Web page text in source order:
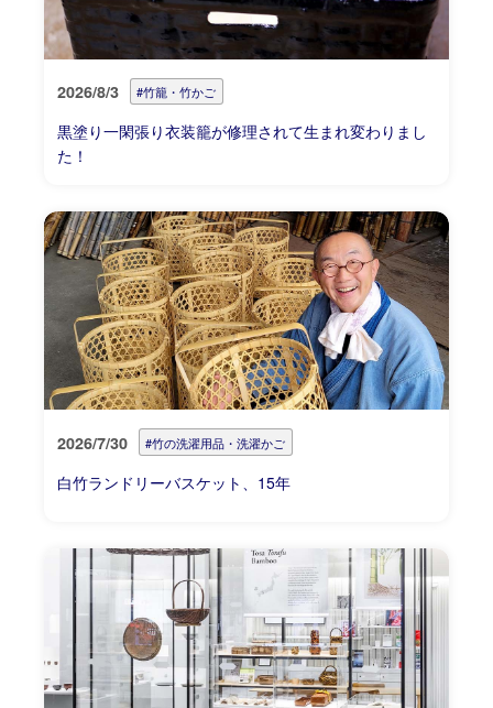
2026/8/3 #竹籠・竹かご
黒塗り一閑張り衣装籠が修理されて生まれ変わりまし
た！
2026/7/30 #竹の洗濯用品・洗濯かご
白竹ランドリーバスケット、15年